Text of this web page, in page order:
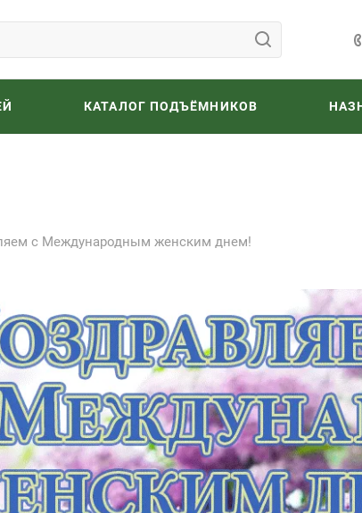
КАТАЛОГ ПОДЪЁМНИКОВ
с Международным женским днем!